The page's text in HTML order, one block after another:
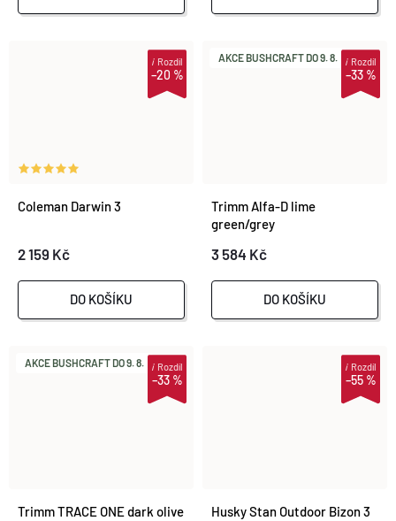
–20 %
iRozdíl
Coleman Darwin 3
2 159 Kč
DO KOŠÍKU
AKCE BUSHCRAFT DO 9. 8.
–33 %
iRozdíl
Trimm Alfa-D lime
green/grey
3 584 Kč
DO KOŠÍKU
AKCE BUSHCRAFT DO 9. 8.
–33 %
iRozdíl
Trimm TRACE ONE dark olive
–55 %
iRozdíl
Husky Stan Outdoor Bizon 3